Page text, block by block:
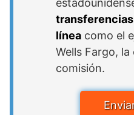
transferencias
línea como el
Wells Fargo,
comisión.